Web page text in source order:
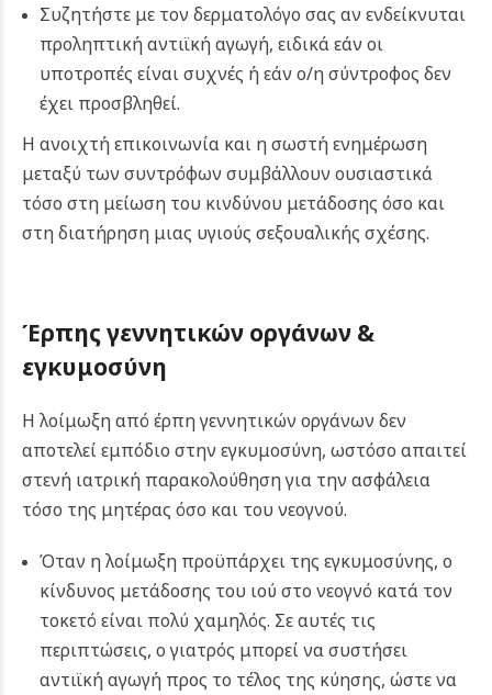
Συζητήστε με τον δερματολόγο σας αν ενδείκνυται
προληπτική αντιϊκή αγωγή, ειδικά εάν οι
υποτροπές είναι συχνές ή εάν ο/η σύντροφος δεν
έχει προσβληθεί.
Η ανοιχτή επικοινωνία και η σωστή ενημέρωση
μεταξύ των συντρόφων συμβάλλουν ουσιαστικά
τόσο στη μείωση του κινδύνου μετάδοσης όσο και
στη διατήρηση μιας υγιούς σεξουαλικής σχέσης.
Έρπης γεννητικών οργάνων &
εγκυμοσύνη
Η λοίμωξη από έρπη γεννητικών οργάνων δεν
αποτελεί εμπόδιο στην εγκυμοσύνη, ωστόσο απαιτεί
στενή ιατρική παρακολούθηση για την ασφάλεια
τόσο της μητέρας όσο και του νεογνού.
Όταν η λοίμωξη προϋπάρχει της εγκυμοσύνης, ο
κίνδυνος μετάδοσης του ιού στο νεογνό κατά τον
τοκετό είναι πολύ χαμηλός. Σε αυτές τις
περιπτώσεις, ο γιατρός μπορεί να συστήσει
αντιϊκή αγωγή προς το τέλος της κύησης, ώστε να